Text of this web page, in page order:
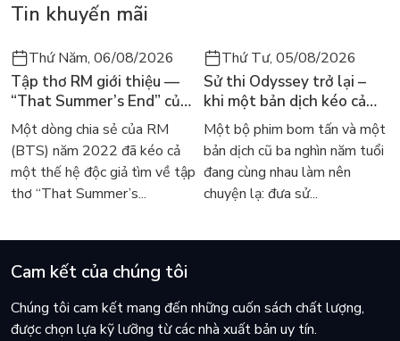
Tin khuyến mãi
Thứ Năm, 06/08/2026
Tập thơ RM giới thiệu —
“That Summer’s End” của
Lee Seong-bok ra mắt bản
tiếng Anh sau 4 năm gây
sốt
Một dòng chia sẻ của RM
(BTS) năm 2022 đã kéo cả
một thế hệ độc giả tìm về tập
thơ “That Summer’s...
Thứ Tư, 05/08/2026
Sử thi Odyssey trở lại –
khi một bản dịch kéo cả
thế giới về với văn học
kinh điển
Một bộ phim bom tấn và một
bản dịch cũ ba nghìn năm tuổi
đang cùng nhau làm nên
chuyện lạ: đưa sử...
Cam kết của chúng tôi
Chúng tôi cam kết mang đến những cuốn sách chất lượng,
được chọn lựa kỹ lưỡng từ các nhà xuất bản uy tín.